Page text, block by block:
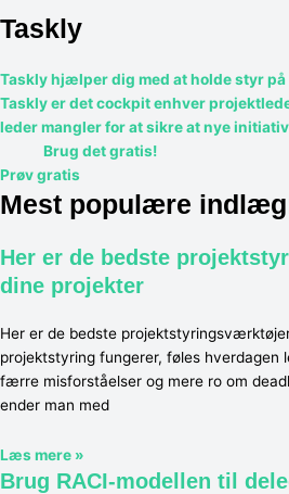
Taskly
Taskly hjælper dig med at holde styr
Taskly er det cockpit enhver
leder mangler for at sikre at nye
Brug det gratis!
Prøv gratis
Mest populære
Her er de bedste
dine projekter
Her er de bedste
projektstyring fungerer, føles
færre misforståelser og mere ro om
ender man med
Læs mere »
Brug RACI-modellen til